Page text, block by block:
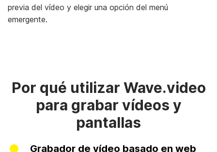
previa del vídeo y elegir una opción del menú
emergente.
Por qué utilizar Wave.video
para grabar vídeos y
pantallas
Grabador de vídeo basado en web